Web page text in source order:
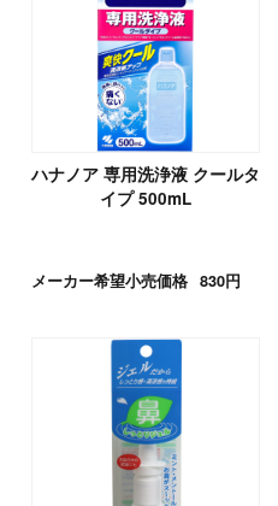
ハナノア 専用洗浄液 クールタ
イプ 500mL
メーカー希望小売価格 830円